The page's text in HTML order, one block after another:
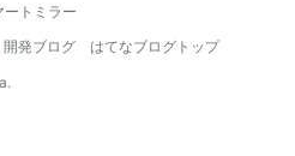
ートミラー
開発ブログ
はてなブログトップ